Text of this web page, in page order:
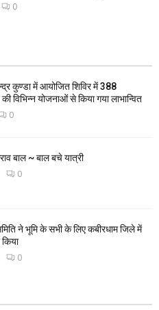
0
कुण्डा में आयोजित शिविर में 388
विभिन्न योजनाओं से किया गया लाभान्वित
0
बाल ~ बाल बचे यात्री
0
ने भूमि के सभी के लिए कबीरधाम जिले में
0